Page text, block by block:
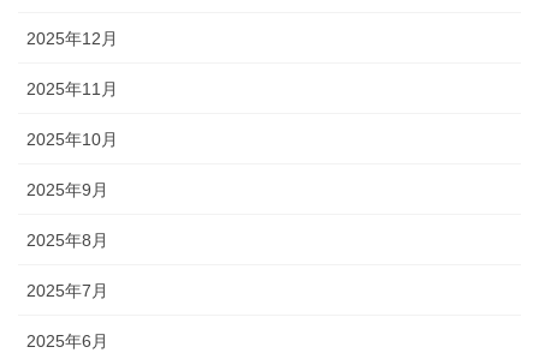
2025年12月
2025年11月
2025年10月
2025年9月
2025年8月
2025年7月
2025年6月